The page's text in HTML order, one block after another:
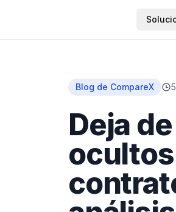
Blog de CompareX 5
Deja